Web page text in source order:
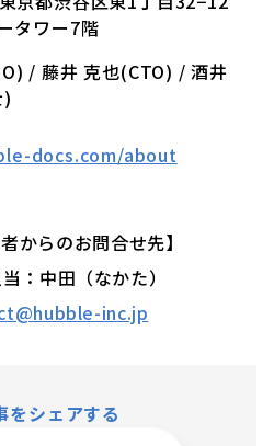
タワー7階
/ 藤井 克也(CTO) / 酒井
docs.com/about
からのお問合せ先】
：中田（なかた）
inc.jp
をシェアする